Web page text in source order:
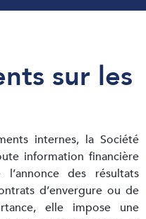
sur les
internes, la Société
information financière
des résultats
d’envergure ou de
elle impose une